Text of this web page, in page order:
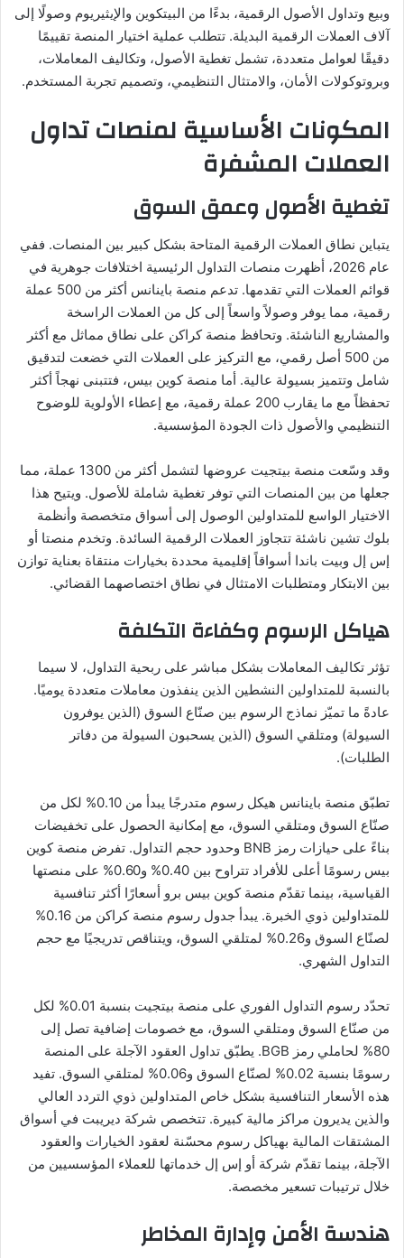
وبيع وتداول الأصول الرقمية، بدءًا من البيتكوين والإيثيريوم وصولًا إلى
آلاف العملات الرقمية البديلة. تتطلب عملية اختيار المنصة تقييمًا
دقيقًا لعوامل متعددة، تشمل تغطية الأصول، وتكاليف المعاملات،
وبروتوكولات الأمان، والامتثال التنظيمي، وتصميم تجربة المستخدم.
المكونات الأساسية لمنصات تداول
العملات المشفرة
تغطية الأصول وعمق السوق
يتباين نطاق العملات الرقمية المتاحة بشكل كبير بين المنصات. ففي
عام 2026، أظهرت منصات التداول الرئيسية اختلافات جوهرية في
قوائم العملات التي تقدمها. تدعم منصة باينانس أكثر من 500 عملة
رقمية، مما يوفر وصولاً واسعاً إلى كل من العملات الراسخة
والمشاريع الناشئة. وتحافظ منصة كراكن على نطاق مماثل مع أكثر
من 500 أصل رقمي، مع التركيز على العملات التي خضعت لتدقيق
شامل وتتميز بسيولة عالية. أما منصة كوين بيس، فتتبنى نهجاً أكثر
تحفظاً مع ما يقارب 200 عملة رقمية، مع إعطاء الأولوية للوضوح
التنظيمي والأصول ذات الجودة المؤسسية.
وقد وسّعت منصة بيتجيت عروضها لتشمل أكثر من 1300 عملة، مما
جعلها من بين المنصات التي توفر تغطية شاملة للأصول. ويتيح هذا
الاختيار الواسع للمتداولين الوصول إلى أسواق متخصصة وأنظمة
بلوك تشين ناشئة تتجاوز العملات الرقمية السائدة. وتخدم منصتا أو
إس إل وبيت باندا أسواقاً إقليمية محددة بخيارات منتقاة بعناية توازن
بين الابتكار ومتطلبات الامتثال في نطاق اختصاصهما القضائي.
هياكل الرسوم وكفاءة التكلفة
تؤثر تكاليف المعاملات بشكل مباشر على ربحية التداول، لا سيما
بالنسبة للمتداولين النشطين الذين ينفذون معاملات متعددة يوميًا.
عادةً ما تميّز نماذج الرسوم بين صنّاع السوق (الذين يوفرون
السيولة) ومتلقي السوق (الذين يسحبون السيولة من دفاتر
الطلبات).
تطبّق منصة باينانس هيكل رسوم متدرجًا يبدأ من 0.10% لكل من
صنّاع السوق ومتلقي السوق، مع إمكانية الحصول على تخفيضات
بناءً على حيازات رمز BNB وحدود حجم التداول. تفرض منصة كوين
بيس رسومًا أعلى للأفراد تتراوح بين 0.40% و0.60% على منصتها
القياسية، بينما تقدّم منصة كوين بيس برو أسعارًا أكثر تنافسية
للمتداولين ذوي الخبرة. يبدأ جدول رسوم منصة كراكن من 0.16%
لصنّاع السوق و0.26% لمتلقي السوق، ويتناقص تدريجيًا مع حجم
التداول الشهري.
تحدّد رسوم التداول الفوري على منصة بيتجيت بنسبة 0.01% لكل
من صنّاع السوق ومتلقي السوق، مع خصومات إضافية تصل إلى
80% لحاملي رمز BGB. يطبّق تداول العقود الآجلة على المنصة
رسومًا بنسبة 0.02% لصنّاع السوق و0.06% لمتلقي السوق. تفيد
هذه الأسعار التنافسية بشكل خاص المتداولين ذوي التردد العالي
والذين يديرون مراكز مالية كبيرة. تتخصص شركة ديريبت في أسواق
المشتقات المالية بهياكل رسوم محسّنة لعقود الخيارات والعقود
الآجلة، بينما تقدّم شركة أو إس إل خدماتها للعملاء المؤسسيين من
خلال ترتيبات تسعير مخصصة.
هندسة الأمن وإدارة المخاطر